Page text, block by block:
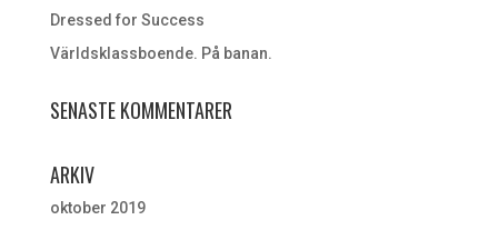
Dressed for Success
Världsklassboende. På banan.
SENASTE KOMMENTARER
ARKIV
oktober 2019